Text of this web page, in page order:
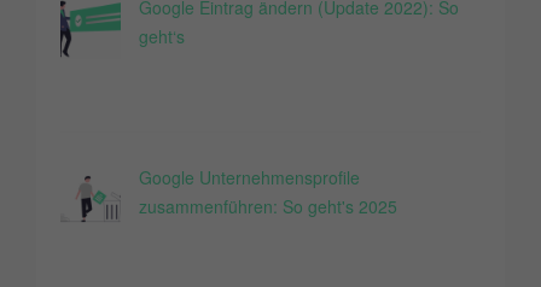
Google Eintrag ändern (Update 2022): So
geht‘s
Google Unternehmensprofile
zusammenführen: So geht's 2025